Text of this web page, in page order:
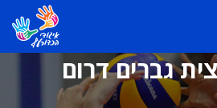
גברים דרום